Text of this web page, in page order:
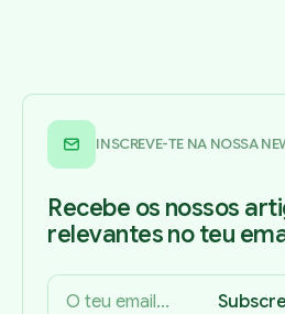
INSCREVE-TE NA NOSSA
Recebe os nossos
relevantes no teu